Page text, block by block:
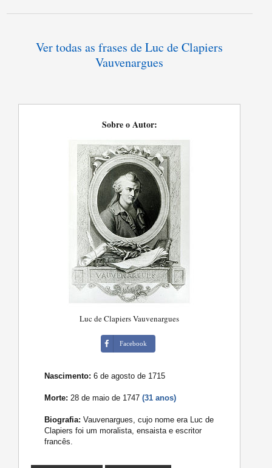
Ver todas as frases de Luc de Clapiers
Vauvenargues
Sobre o Autor:
Luc de Clapiers Vauvenargues
Facebook
Nascimento: 6 de agosto de 1715
Morte: 28 de maio de 1747(31 anos)
Biografia: Vauvenargues, cujo nome era Luc de
Clapiers foi um moralista, ensaista e escritor
francês.